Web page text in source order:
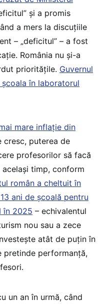
și a promis
a mers la discuțiile
– „deficitul” – a fost
România nu și-a
prioritățile. Guvernul
în laboratorul
mare inflație din
cresc, puterea de
profesorilor să facă
timp, conform
român a cheltuit în
ani de școală pentru
în 2025 – echivalentul
nou sau a zece
atât de puțin în
pretinde performanță,
un an în urmă, când